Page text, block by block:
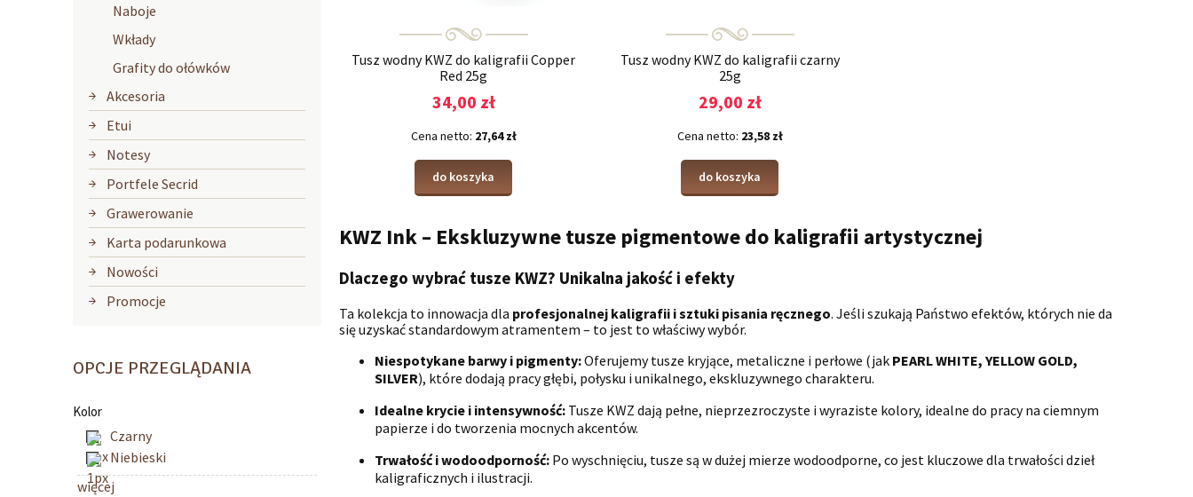
Naboje
Wkłady
Grafity do ołówków
Akcesoria
Etui
Notesy
Portfele Secrid
Grawerowanie
Karta podarunkowa
Nowości
Promocje
OPCJE PRZEGLĄDANIA
Kolor
Czarny
Niebieski
więcej
Tusz wodny KWZ do kaligrafii Copper
Red 25g
34,00 zł
Cena netto: 27,64 zł
do koszyka
Tusz wodny KWZ do kaligrafii czarny
25g
29,00 zł
Cena netto: 23,58 zł
do koszyka
KWZ Ink – Ekskluzywne tusze pigmentowe do kaligrafii artystycznej
Dlaczego wybrać tusze KWZ? Unikalna jakość i efekty
Ta kolekcja to innowacja dla profesjonalnej kaligrafii i sztuki pisania ręcznego. Jeśli szukają Państwo efektów, których nie da
się uzyskać standardowym atramentem – to jest to właściwy wybór.
Niespotykane barwy i pigmenty:Oferujemy tusze kryjące, metaliczne i perłowe (jak PEARL WHITE, YELLOW GOLD,
SILVER), które dodają pracy głębi, połysku i unikalnego, ekskluzywnego charakteru.
Idealne krycie i intensywność: Tusze KWZ dają pełne, nieprzezroczyste i wyraziste kolory, idealne do pracy na ciemnym
papierze i do tworzenia mocnych akcentów.
Trwałość i wodoodporność: Po wyschnięciu, tusze są w dużej mierze wodoodporne, co jest kluczowe dla trwałości dzieł
kaligraficznych i ilustracji.